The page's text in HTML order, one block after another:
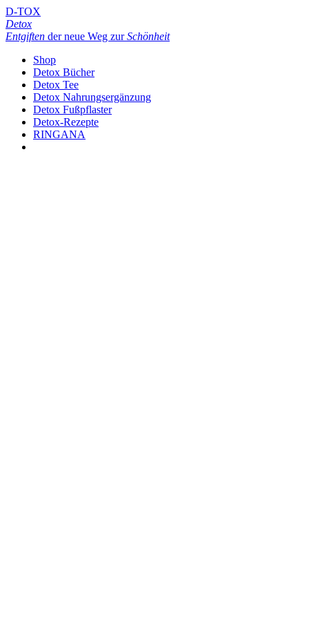
D-TOX
Detox
Entgiften der neue Weg zurSchönheit
Shop
Detox Bücher
Detox Tee
Detox Nahrungsergänzung
Detox Fußpflaster
Detox-Rezepte
RINGANA